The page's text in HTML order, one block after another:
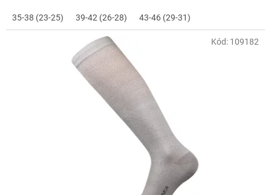
35-38 (23-25) 39-42 (26-28) 43-46 (29-31)
Kód: 109182